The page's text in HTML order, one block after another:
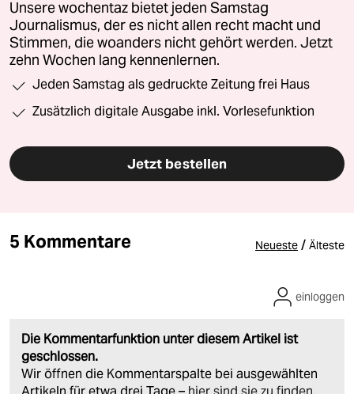
Unsere wochentaz bietet jeden Samstag
Journalismus, der es nicht allen recht macht und
Stimmen, die woanders nicht gehört werden. Jetzt
zehn Wochen lang kennenlernen.
Jeden Samstag als gedruckte Zeitung frei Haus
Zusätzlich digitale Ausgabe inkl. Vorlesefunktion
Jetzt bestellen
5 Kommentare Neueste / Älteste
Die Kommentarfunktion unter diesem Artikel ist
geschlossen.
Wir öffnen die Kommentarspalte bei ausgewählten
einloggen